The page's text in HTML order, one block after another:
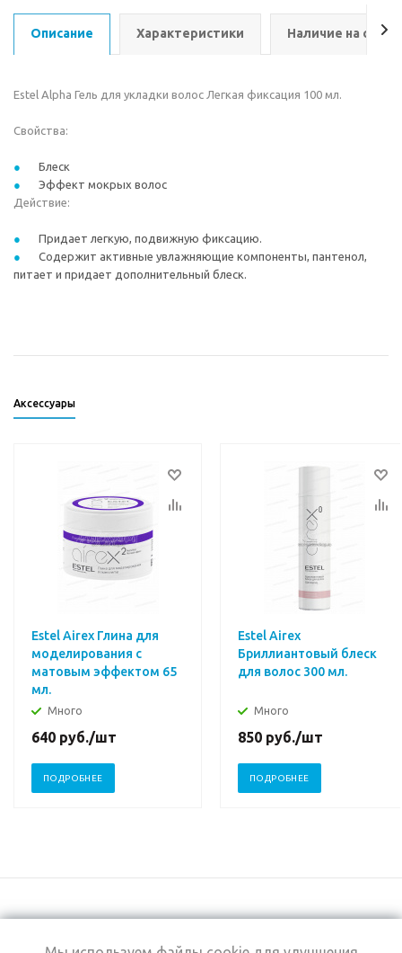
Описание Характеристики Наличие на
Estel Alpha Гель для укладки волос Легкая фиксация 100 мл.
Свойства:
Блеск
Эффект мокрых волос
Действие:
Придает легкую, подвижную фиксацию.
Содержит активные увлажняющие компоненты, пантенол,
питает и придает дополнительный блеск.
Аксессуары
Estel Airex Глина для
моделирования с
матовым эффектом 65
мл.
Много
640 руб./шт
ПОДРОБНЕЕ
Estel Airex
Бриллиантовый блеск
для волос 300 мл.
Много
850 руб./шт
ПОДРОБНЕЕ